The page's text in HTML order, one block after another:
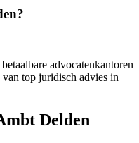
advocatenkantoren
top juridisch advies in
Delden